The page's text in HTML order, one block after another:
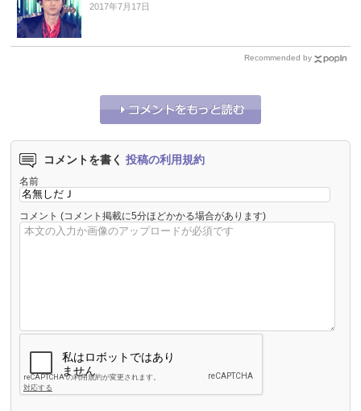
2017年7月17日
Recommended by
コメントを書く 投稿の利用規約
名前
コメント (コメント掲載に5分ほどかかる場合があります)